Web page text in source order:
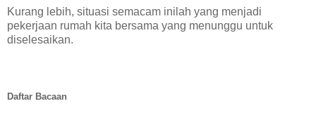
Kurang lebih, situasi semacam inilah yang menjadi
pekerjaan rumah kita bersama yang menunggu untuk
diselesaikan.
Daftar Bacaan